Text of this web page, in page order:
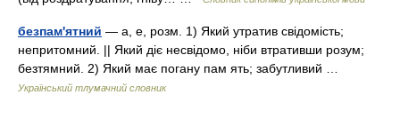
безпам'ятний — а, е, розм. 1) Який утратив свідомість;
непритомний. || Який діє несвідомо, ніби втративши розум;
безтямний. 2) Який має погану пам ять; забутливий …
Український тлумачний словник